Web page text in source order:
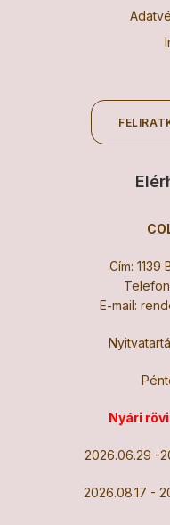
Cím: 1139
E-mail:
Nyári
2026.06.29 -
2026.08.17 -